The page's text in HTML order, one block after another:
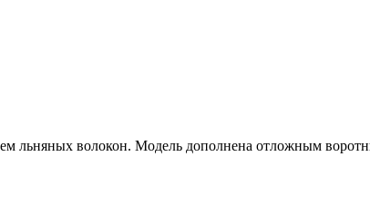
льняных волокон. Модель дополнена отложным